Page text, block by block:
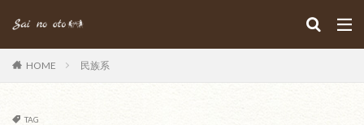
HOME 民族系
TAG